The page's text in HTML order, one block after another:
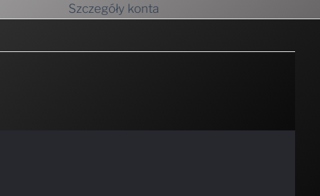
Szczegóły konta